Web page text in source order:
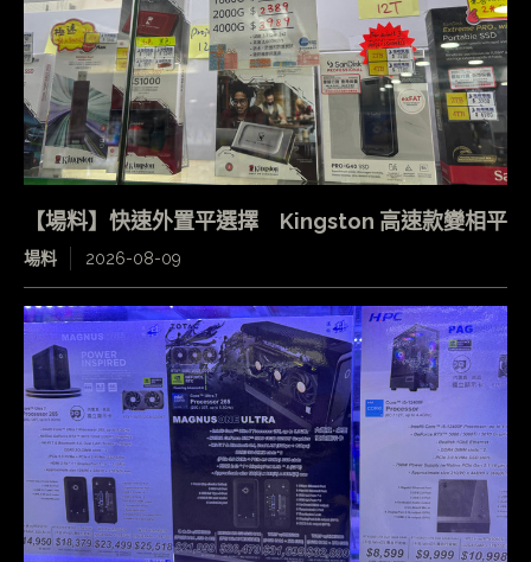
【場料】快速外置平選擇 Kingston 高速款變相平
場料 2026-08-09